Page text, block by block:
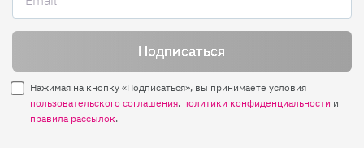
Нажимая на кнопку «Подписаться», вы принимаете условия
пользовательского соглашения, политики конфиденциальности и
правила рассылок.